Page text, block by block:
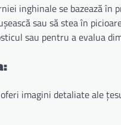
inghinale se bazează în
sau să stea în
sau pentru a evalua
imagini detaliate ale